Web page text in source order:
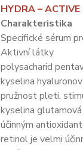
HYDRA – ACTIVE
Charakteristika
Specifické sérum
Aktivní látky
polysacharid
kyselina
pružnost pleti,
kyselina
účinným
retinol je velmi